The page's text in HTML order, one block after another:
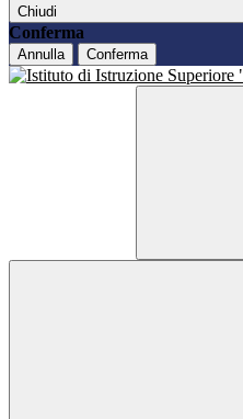
Chiudi
Conferma
Annulla Conferma